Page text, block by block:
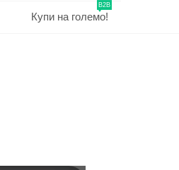
Купи на големо!
B2B